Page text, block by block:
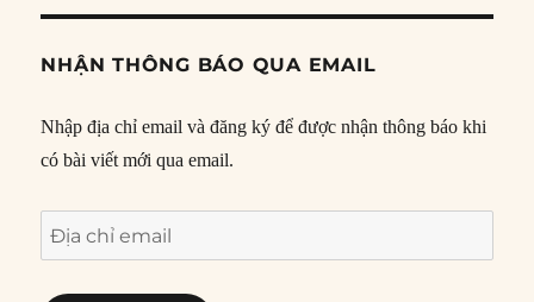
NHẬN THÔNG BÁO QUA EMAIL
Nhập địa chỉ email và đăng ký để được nhận thông báo khi
có bài viết mới qua email.
Địa
chỉ
email